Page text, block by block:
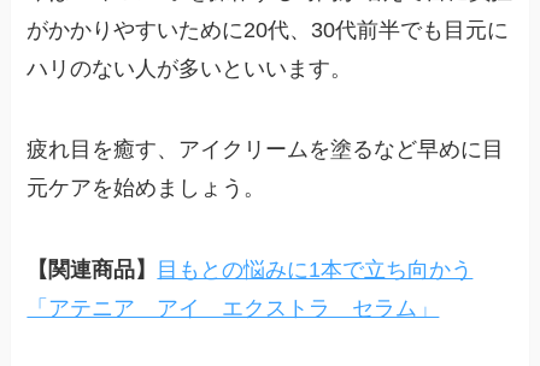
がかかりやすいために20代、30代前半でも目元に
ハリのない人が多いといいます。
疲れ目を癒す、アイクリームを塗るなど早めに目
元ケアを始めましょう。
【関連商品】
目もとの悩みに1本で立ち向かう
「アテニア アイ エクストラ セラム」